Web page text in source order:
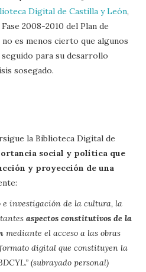
Digital de Castilla y León,
2008-2010 del Plan de
es menos cierto que algunos
para su desarrollo
sosegado.
la Biblioteca Digital de
social y política que
y proyección de una
investigación de la cultura, la
aspectos constitutivos de la
mediante el acceso a las obras
digital que constituyen la
(subrayado personal)